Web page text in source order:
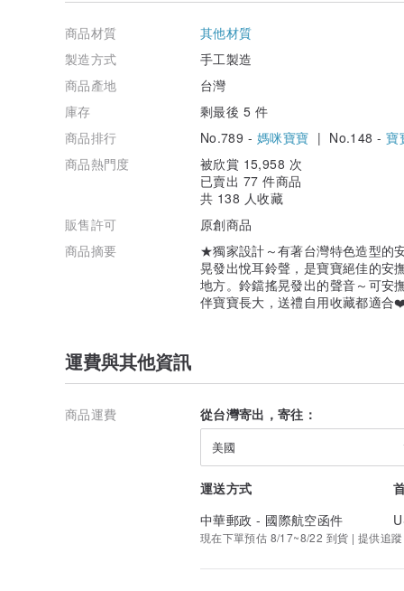
商品材質
其他材質
製造方式
手工製造
商品產地
台灣
庫存
剩最後 5 件
商品排行
No.789 - 媽咪寶寶 | No.148 -寶
商品熱門度
被欣賞 15,958 次
已賣出 77 件商品
共 138 人收藏
販售許可
原創商品
商品摘要
★獨家設計～有著台灣特色造型的
晃發出悅耳鈴聲，是寶寶絕佳的安
地方。鈴鐺搖晃發出的聲音～可安
伴寶寶長大，送禮自用收藏都適合
運費與其他資訊
商品運費 從台灣寄出，寄往：
美國
運送方式
中華郵政 - 國際航空函件
現在下單預估 8/17~8/22 到貨 | 提供追蹤